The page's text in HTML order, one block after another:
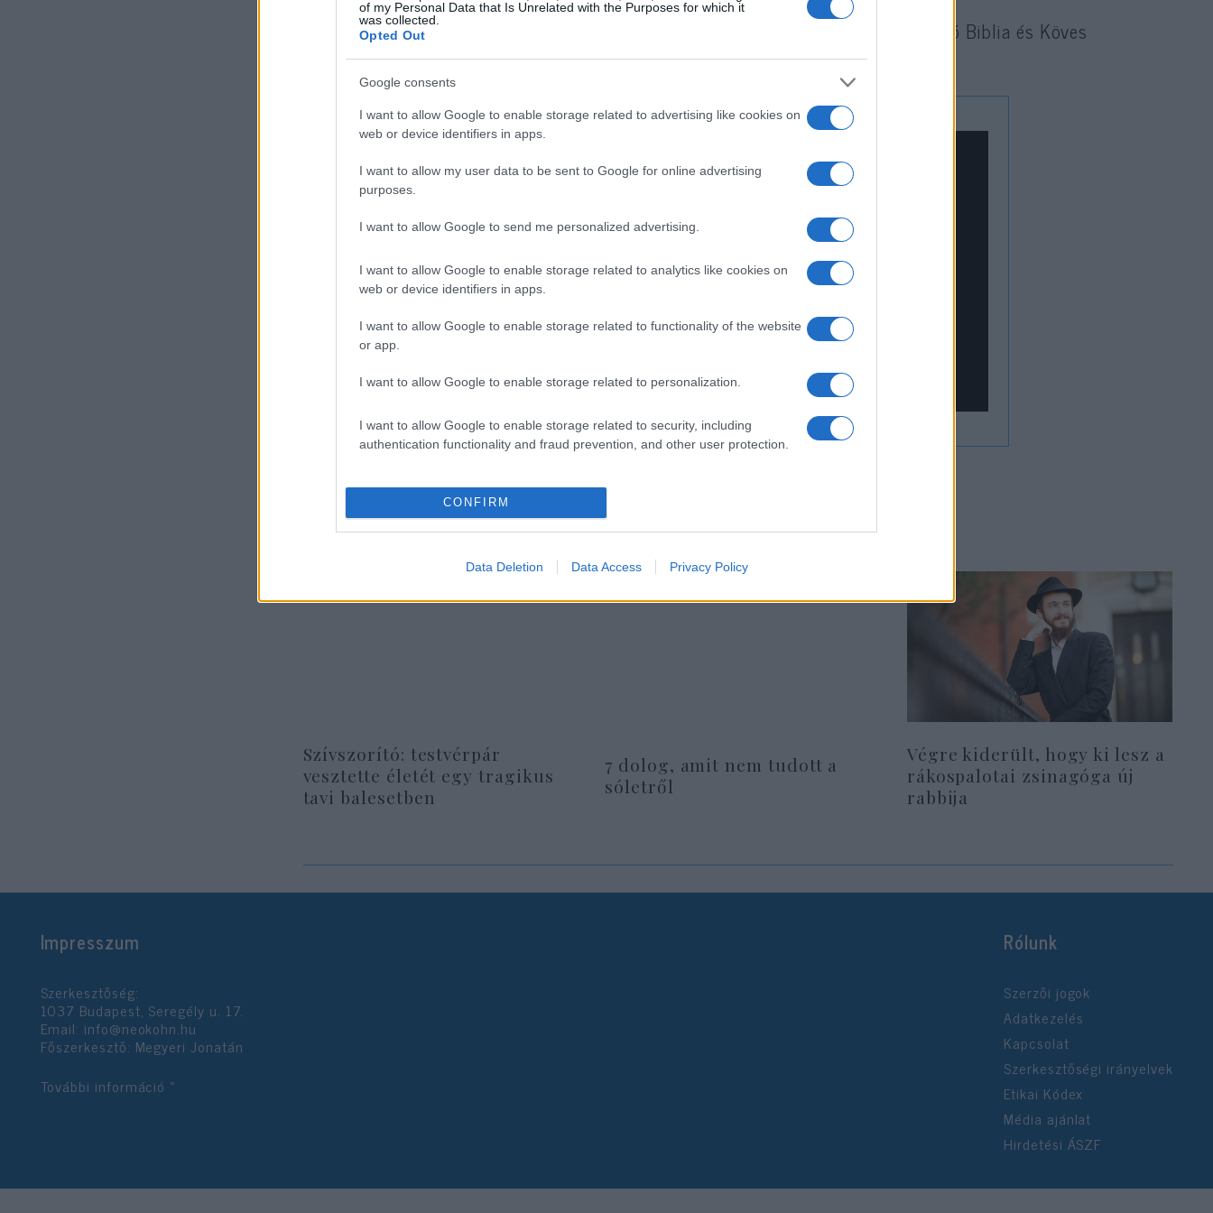
of my Personal Data that Is Unrelated with the Purposes for which it
was collected.
Opted Out
Google consents
I want to allow Google to enable storage related to advertising like cookies on
web or device identifiers in apps.
I want to allow my user data to be sent to Google for online advertising
purposes.
I want to allow Google to send me personalized advertising.
I want to allow Google to enable storage related to analytics like cookies on
web or device identifiers in apps.
I want to allow Google to enable storage related to functionality of the website
or app.
I want to allow Google to enable storage related to personalization.
I want to allow Google to enable storage related to security, including
authentication functionality and fraud prevention, and other user protection.
CONFIRM
Data Deletion Data Access Privacy Policy
– hangzik el a podcastban. Hogy mit mond erről a zsidó filozófia, a zsidó Biblia és Köves
Slomó, kiderül a Kövesd a rabbit első epizódjában.
Szívszorító: testvérpár
vesztette életét egy tragikus
tavi balesetben
7 dolog, amit nem tudott a
sóletről
Végre kiderült, hogy ki lesz a
rákospalotai zsinagóga új
rabbija
Impresszum
Szerkesztőség:
1037 Budapest, Seregély u. 17.
Email: info@neokohn.hu
Főszerkesztő: Megyeri Jonatán
További információ »
Rólunk
Szerzői jogok
Adatkezelés
Kapcsolat
Szerkesztőségi irányelvek
Etikai Kódex
Média ajánlat
Hirdetési ÁSZF